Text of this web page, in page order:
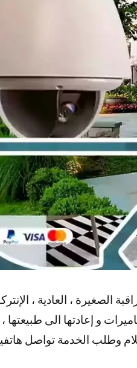
الصغيرة ، العادية ،
و إعادتها الى طبيعتها
وطلب الخدمة تواصل